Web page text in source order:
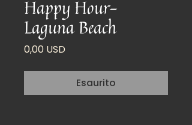
Happy Hour-
Laguna Beach
0,00 USD
Esaurito